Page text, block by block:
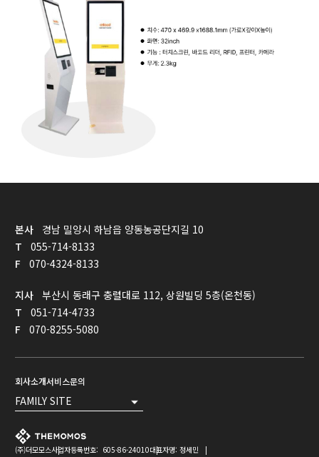
본사
경남 밀양시 하남읍 양동농공단지길 10
T
055-714-8133
F
070-4324-8133
지사
부산시 동래구 충렬대로 112, 상원빌딩 5층(온천동)
T
051-714-4733
F
070-8255-5080
회사소개서비스문의
FAMILY SITE
(주)더모모스사업자등록번호: 605-86-24010대표자명: 정세민